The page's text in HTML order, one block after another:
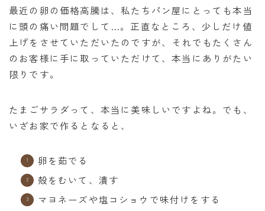
最近の卵の価格高騰は、私たちパン屋にとっても本当
に頭の痛い問題でして…。正直なところ、少しだけ値
上げをさせていただいたのですが、それでもたくさん
のお客様に手に取っていただけて、本当にありがたい
限りです。
たまごサラダって、本当に美味しいですよね。でも、
いざお家で作るとなると、
卵を茹でる
殻をむいて、潰す
マヨネーズや塩コショウで味付けをする